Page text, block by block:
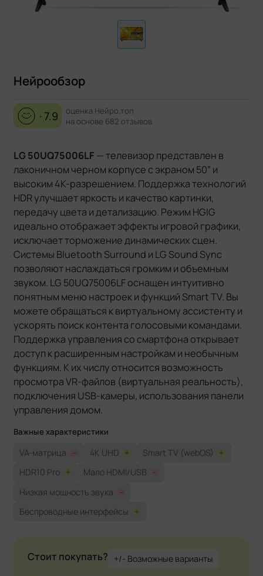
Нейрообзор
· 7.9
оценка Нейро.топ
на основе 682 отзывов
LG 50UQ75006LF — телевизор представлен в
лаконичном черном корпусе с экраном 50” и
высоким 4K-разрешением. Поддержка технологий
HDR улучшает яркость и качество картинки,
передачу цвета и детализацию. Режим HGIG
идеально отображает эффекты игровой графики,
исключает торможение динамических сцен.
Системы Bluetooth Surround и LG Sound Sync
позволяют наслаждаться громким и объемным
звуком. LG 50UQ75006LF оснащен интуитивно
понятным меню настроек и функций Smart TV. Вы
можете обращаться к виртуальному ассистенту и
ускорять поиск контента голосовыми командами.
Поддержка управления со смартфона открывает
доступ к расширенным настройкам и необычным
функциям. К их числу относится возможность
просмотра VR-файлов (виртуальная реальность),
подключения USB-камеры, использования панели
управления домом.
Важные характеристики
VA-матрица - 4K UHD + Smart TV (webOS) +
HDR10 Pro + Мало HDMI/USB
-
Низкая мощность звука
-
Беспроводные интерфейсы
+
Стоит покупать? +/- Возможные варианты